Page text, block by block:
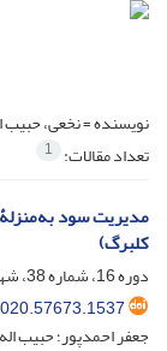
نویسنده =نخعی، حبیب
تعداد مقالات: 1
مدیریت سود
کلبرگ)
دوره 16، شماره 38، شهریور 1399، صفحه
جعفر احمدپور؛ حبیب